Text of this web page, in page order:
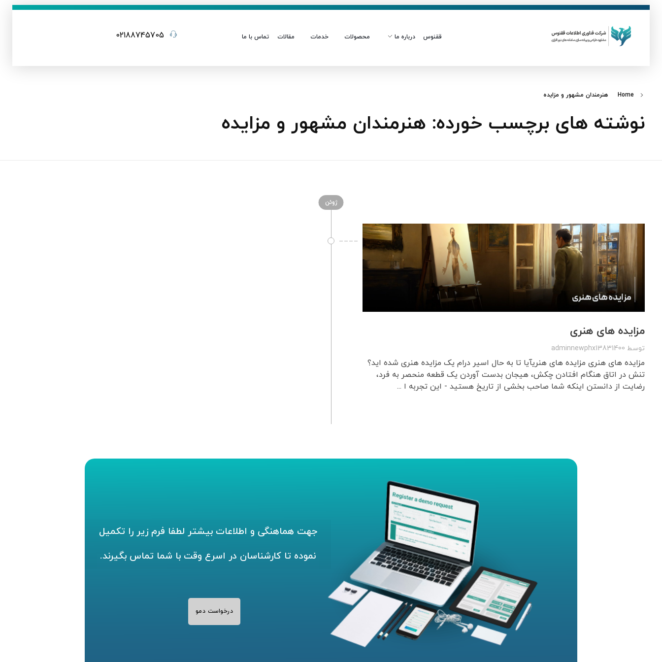
ققنوس درباره ما محصولات خدمات مقالات تماس با ما 02188745705
Home هنرمندان مشهور و مزایده
نوشته های برچسب خورده: هنرمندان مشهور و مزایده
ژوئن
مزایده های هنری
توسط adminnewphx13831400
مزایده های هنری مزایده های هنریآیا تا به حال اسیر درام یک مزایده هنری شده اید؟
تنش در اتاق هنگام افتادن چکش، هیجان بدست آوردن یک قطعه منحصر به فرد،
رضایت از دانستن اینکه شما صاحب بخشی از تاریخ هستید - این تجربه ا ...
جهت هماهنگی و اطلاعات بیشتر لطفا فرم زیر را تکمیل
نموده تا کارشناسان در اسرع وقت با شما تماس بگیرند.
درخواست دمو